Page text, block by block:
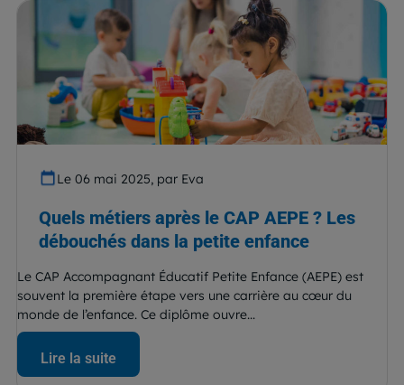
Le 06 mai 2025, par Eva
Quels métiers après le CAP AEPE ? Les
débouchés dans la petite enfance
Le CAP Accompagnant Éducatif Petite Enfance (AEPE) est
souvent la première étape vers une carrière au cœur du
monde de l’enfance. Ce diplôme ouvre...
Lire la suite